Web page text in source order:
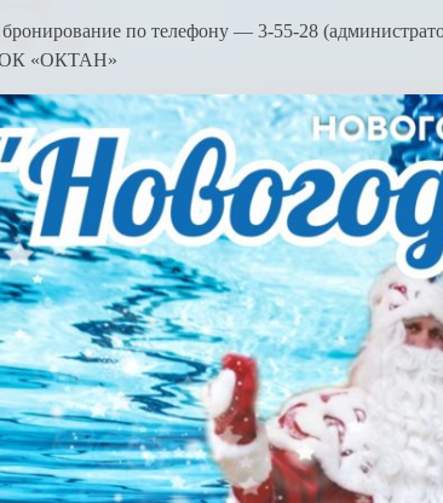
по телефону — 3-55-28
«ОКТАН»